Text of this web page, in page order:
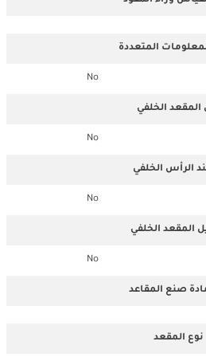
المتعددة
No
الخلفي
No
الرأس الخلفي
No
المقعد الخلفي
No
صنع المقاعد
نوع المقعد